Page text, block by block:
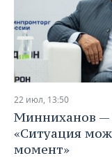
22 июл, 13:50
Минниханов —
«Ситуация
момент»